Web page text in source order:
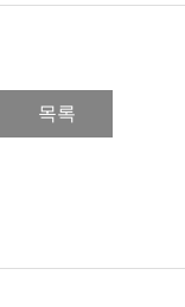
목록